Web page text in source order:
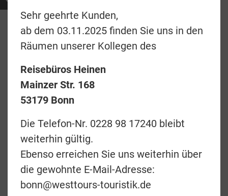
Preise & Termine
Angebotsanfrage
Merkliste
zurück
Sehr geehrte Kunden,
ab dem 03.11.2025 finden Sie uns in den
Räumen unserer Kollegen des
Reisebüros Heinen
Mainzer Str. 168
53179 Bonn
Die Telefon-Nr. 0228 98 17240 bleibt
weiterhin gültig.
Ebenso erreichen Sie uns weiterhin über
die gewohnte E-Mail-Adresse:
bonn@westtours-touristik.de